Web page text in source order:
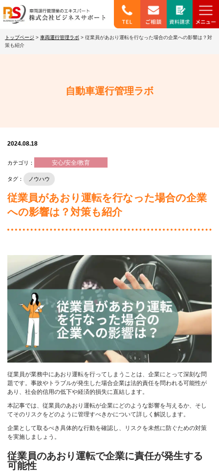
トップページ > 車両運行管理ラボ > 従業員があおり運転を行なった場合の企業への影響は？対
策も紹介
自動車運行管理ラボ
2024.08.18
カテゴリ： 安心/安全/教育
タグ： ノウハウ
従業員があおり運転を行なった場合の企業
への影響は？対策も紹介
従業員が業務中にあおり運転を行ってしまうことは、企業にとって深刻な問
題です。事故やトラブルが発生した場合企業は法的責任を問われる可能性が
あり、社会的信用の低下や経済的損失に直結します。
本記事では、従業員のあおり運転が企業にどのような影響を与えるか、そし
てそのリスクをどのように管理すべきかについて詳しく解説します。
企業として取るべき具体的な行動を確認し、リスクを未然に防ぐための対策
を実施しましょう。
従業員のあおり運転で企業に責任が発生する
可能性